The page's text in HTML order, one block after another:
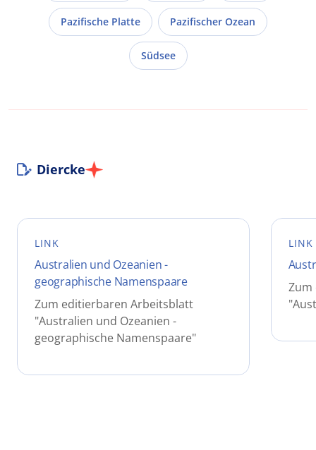
Pazifische Platte Pazifischer Ozean
Südsee
Diercke
LINK
Australien und Ozeanien -
geographische Namenspaare
Zum editierbaren Arbeitsblatt
"Australien und Ozeanien -
geographische Namenspaare"
LINK